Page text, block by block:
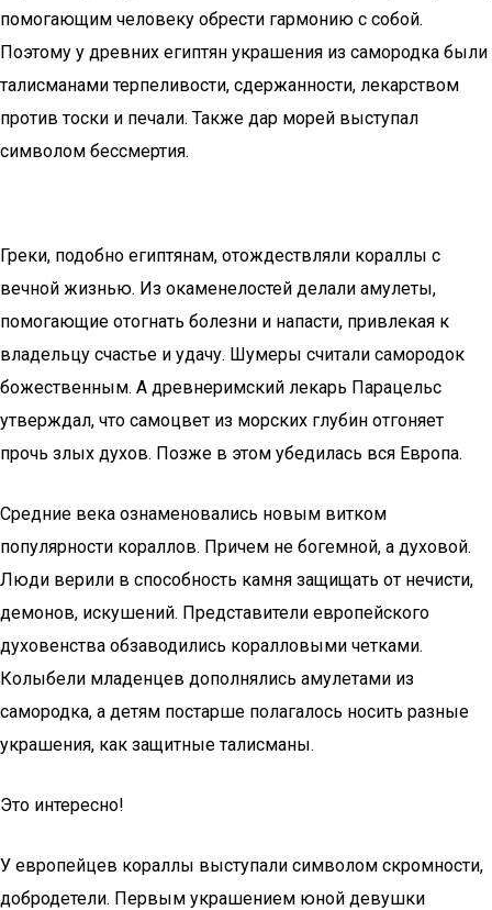
помогающим человеку обрести гармонию с собой.
Поэтому у древних египтян украшения из самородка были
талисманами терпеливости, сдержанности, лекарством
против тоски и печали. Также дар морей выступал
символом бессмертия.
Греки, подобно египтянам, отождествляли кораллы с
вечной жизнью. Из окаменелостей делали амулеты,
помогающие отогнать болезни и напасти, привлекая к
владельцу счастье и удачу. Шумеры считали самородок
божественным. А древнеримский лекарь Парацельс
утверждал, что самоцвет из морских глубин отгоняет
прочь злых духов. Позже в этом убедилась вся Европа.
Средние века ознаменовались новым витком
популярности кораллов. Причем не богемной, а духовой.
Люди верили в способность камня защищать от нечисти,
демонов, искушений. Представители европейского
духовенства обзаводились коралловыми четками.
Колыбели младенцев дополнялись амулетами из
самородка, а детям постарше полагалось носить разные
украшения, как защитные талисманы.
Это интересно!
У европейцев кораллы выступали символом скромности,
добродетели. Первым украшением юной девушки